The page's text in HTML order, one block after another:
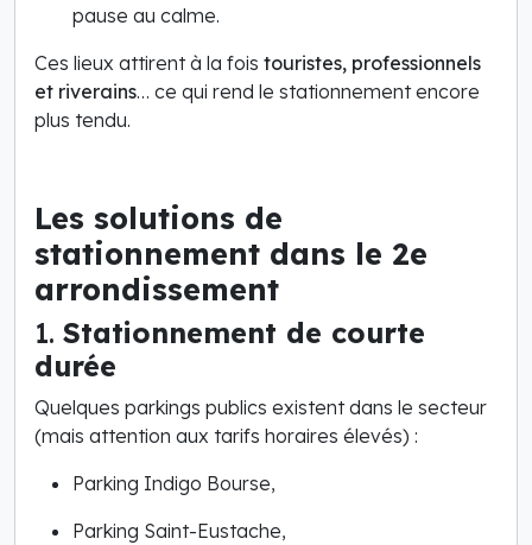
pause au calme.
Ces lieux attirent à la fois touristes, professionnels
et riverains… ce qui rend le stationnement encore
plus tendu.
Les solutions de
stationnement dans le 2e
arrondissement
1. Stationnement de courte
durée
Quelques parkings publics existent dans le secteur
(mais attention aux tarifs horaires élevés) :
Parking Indigo Bourse,
Parking Saint-Eustache,